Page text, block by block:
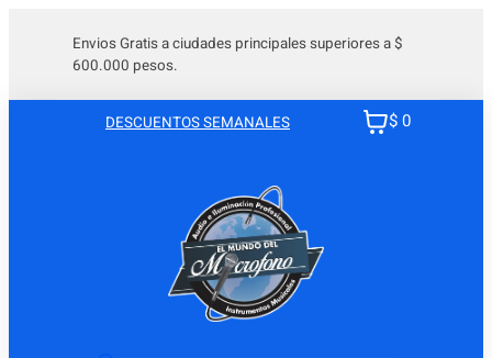
Envios Gratis a ciudades principales superiores a $
600.000 pesos.
DESCUENTOS SEMANALES $ 0